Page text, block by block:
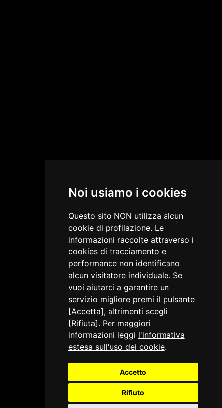
Noi usiamo i cookies
Questo sito NON utilizza alcun
cookie di profilazione. Le
informazioni raccolte attraverso i
cookies di tracciamento e
performance non identificano
alcun visitatore individuale. Se
vuoi aiutarci a garantire un
servizio migliore premi il pulsante
[Accetta], altrimenti scegli
[Rifiuta]. Per maggiori
informazioni leggi l'informativa
estesa sull'uso dei cookie.
Accetto
Rifiuto